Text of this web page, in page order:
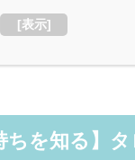
[表示]
ちを知る】